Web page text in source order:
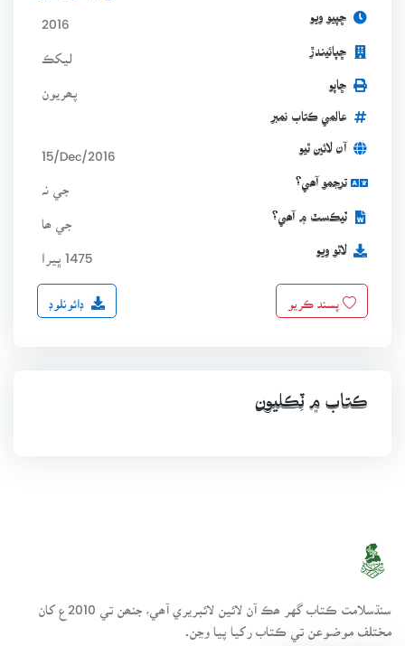
ڇپيو ويو 2016
ڇپائيندڙ ليکڪ
ڇاپو
عالمي ڪتاب نمبر
آن لائين ٿيو 15/Dec/2016
ترجمو آھي؟
ٽيڪسٽ ۾ آھي؟ جي ھا
لاٿو ويو 1475 ڀيرا
پسند ڪريو ڊائونلوڊ
ڪتاب ۾ ٽِڪليون
سنڌسلامت ڪتاب گهر ھڪ آن لائين لائبريري آھي، جنھن تي 2010ع کان
مختلف موضوعن تي ڪتاب رکيا پيا وڃن.